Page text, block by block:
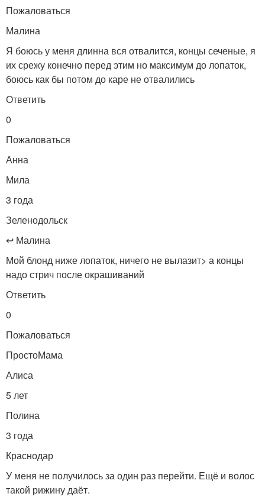
Пожаловаться
Малина
Я боюсь у меня длинна вся отвалится, концы сеченые, я
их срежу конечно перед этим но максимум до лопаток,
боюсь как бы потом до каре не отвалились
Ответить
0
Пожаловаться
Анна
Мила
3 года
Зеленодольск
↩ Малина
Мой блонд ниже лопаток, ничего не вылазит> а концы
надо стрич после окрашиваний
Ответить
0
Пожаловаться
ПростоМама
Алиса
5 лет
Полина
3 года
Краснодар
У меня не получилось за один раз перейти. Ещё и волос
такой рижину даёт.